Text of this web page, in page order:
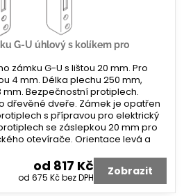
G-U úhlový s kolíkem pro
zámku G-U s lištou 20 mm. Pro
4 mm. Délka plechu 250 mm,
mm. Bezpečnostní protiplech.
dřevěné dveře. Zámek je opatřen
s přípravou pro elektrický
se záslepkou 20 mm pro
otevírače. Orientace levá a
od 817 Kč
od 675 Kčbez DPH Zobrazit